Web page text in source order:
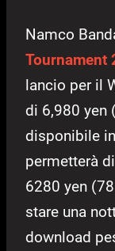
Namco
Tournament
lancio per il
di 6,980 yen
disponibile
permetterà
6280 yen
stare una
download